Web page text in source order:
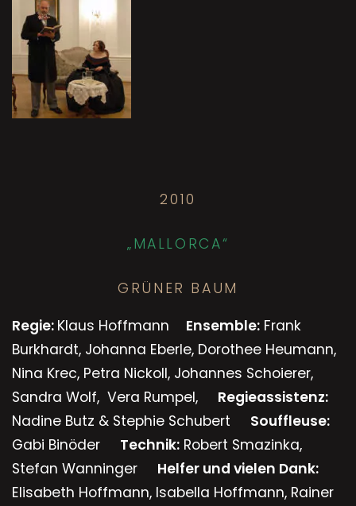
2010
„MALLORCA“
GRÜNER BAUM
Regie: Klaus Hoffmann Ensemble: Frank
Burkhardt, Johanna Eberle, Dorothee Heumann,
Nina Krec, Petra Nickoll, Johannes Schoierer,
Sandra Wolf, Vera Rumpel, Regieassistenz:
Nadine Butz & Stephie Schubert Souffleuse:
Gabi Binöder Technik: Robert Smazinka,
Stefan Wanninger Helfer und vielen Dank:
Elisabeth Hoffmann, Isabella Hoffmann, Rainer